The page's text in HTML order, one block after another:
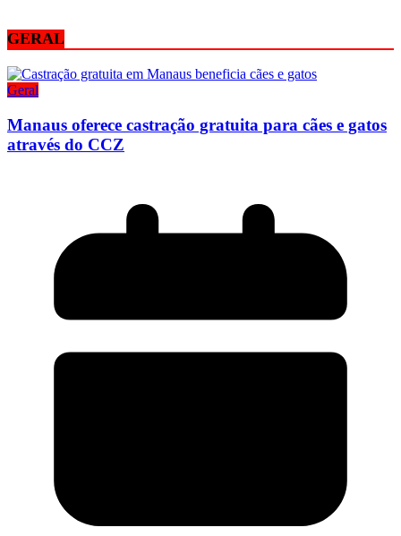
GERAL
Geral
Manaus oferece castração gratuita para cães e gatos
através do CCZ